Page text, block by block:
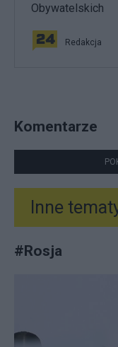
Obywatelskich
Redakcja
Komentarze
Inne
#Rosja